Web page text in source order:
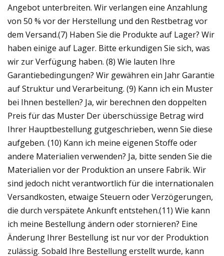
Angebot unterbreiten. Wir verlangen eine Anzahlung
von 50 % vor der Herstellung und den Restbetrag vor
dem Versand.(7) Haben Sie die Produkte auf Lager? Wir
haben einige auf Lager. Bitte erkundigen Sie sich, was
wir zur Verfügung haben. (8) Wie lauten Ihre
Garantiebedingungen? Wir gewähren ein Jahr Garantie
auf Struktur und Verarbeitung. (9) Kann ich ein Muster
bei Ihnen bestellen? Ja, wir berechnen den doppelten
Preis für das Muster Der überschüssige Betrag wird
Ihrer Hauptbestellung gutgeschrieben, wenn Sie diese
aufgeben. (10) Kann ich meine eigenen Stoffe oder
andere Materialien verwenden? Ja, bitte senden Sie die
Materialien vor der Produktion an unsere Fabrik. Wir
sind jedoch nicht verantwortlich für die internationalen
Versandkosten, etwaige Steuern oder Verzögerungen,
die durch verspätete Ankunft entstehen.(11) Wie kann
ich meine Bestellung ändern oder stornieren? Eine
Änderung Ihrer Bestellung ist nur vor der Produktion
zulässig. Sobald Ihre Bestellung erstellt wurde, kann